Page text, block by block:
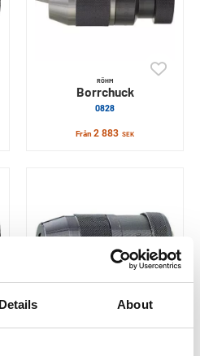
Details About
RÖHM
Borrchuck
0828
Från 2 883 SEK